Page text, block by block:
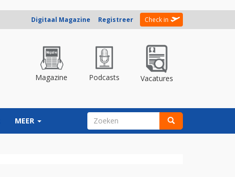
Digitaal Magazine Registreer Check in
Magazine Podcasts Vacatures
MEER ZOEKVELD